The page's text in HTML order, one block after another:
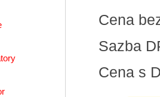
Cena
Sazba
Cena s